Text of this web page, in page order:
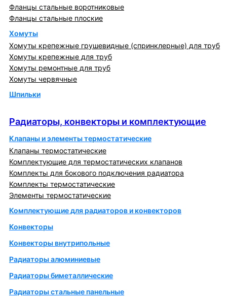
Фланцы стальные воротниковые
Фланцы стальные плоские
Хомуты
Хомуты крепежные грушевидные (спринклерные) для труб
Хомуты крепежные для труб
Хомуты ремонтные для труб
Хомуты червячные
Шпильки
Радиаторы, конвекторы и комплектующие
Клапаны и элементы термостатические
Клапаны термостатические
Комплектующие для термостатических клапанов
Комплекты для бокового подключения радиатора
Комплекты термостатические
Элементы термостатические
Комплектующие для радиаторов и конвекторов
Конвекторы
Конвекторы внутрипольные
Радиаторы алюминиевые
Радиаторы биметаллические
Радиаторы стальные панельные